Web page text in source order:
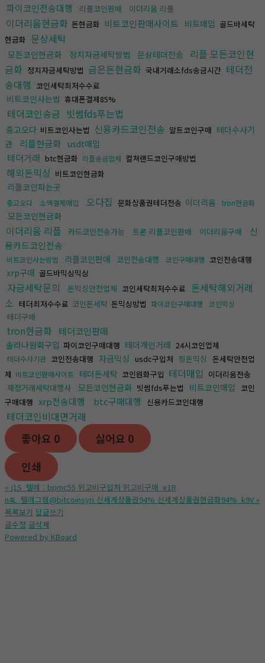
파이코인전송대행 리플코인판매 이더리움 리플
이더리움현금화 돈현금화 비트코인판매사이트 비트매입 골드바세탁
현금화 문상세탁
모든코인현금화 정치자금세탁방법 문상테더전송
리플 모든코인현
금화 정치자금세탁방법 금은돈현금화 국내거래소fds송금시간 테더전
송대행 코인세탁최저수수료
비트코인사는법 휴대폰결제85%
테더코인송금 빗썸fds푸는법
중고오다 비트코인사는법 신용카드코인전송 알트코인구매 테더수사기
관
리플현금화 usdt매입
테더거래 btc현금화 리플송금업체 컬쳐랜드코인구매방법
해외돈믹싱 비트코인현금화
리플코인파는곳
중고오다 소액결제매입 오다집 문화상품권테더전송 이더리움 tron현금화
모든코인현금화
이더리움 리플 카드코인전송가능 트론 리플코인판매 이더리움구매
신
용카드코인전송
비트코인사는방법 리플코인판매 코인전송대행 코인구매대행 코인전송대행
xrp구매 골드바믹싱믹싱
자금세탁문의 돈믹싱안전업체 코인세탁최저수수료 돈세탁해외거래
소 테더최저수수료 코인돈세탁 돈믹싱방법 파이코인구매대행 코인믹싱
테더구매
tron현금화 테더코인판매
솔라나원화구입 파이코인구매대행 테더개인거래 24시코인업체
테더수사기관 코인전송대행 자금믹싱 usdc구입처 핑돈믹싱 돈세탁안전업
체 비트코인판매사이트 테더돈세탁 코인원화구입 테더매입 이더리움전송
재정거래세탁대행사
모든코인현금화 빗썸fds푸는법 비트코인매입
코인
구매대행 xrp전송대행 btc구매대행 신용카드코인대행
테더코인비대면거래
좋아요 0 싫어요 0
인쇄
« j1S_텔레 : bpmc55 위고비구입처 위고비구매_e1R
n4L_텔레그램@bitcoinsyri 신세계상품권94% 신세계상품권현금화94%_k9V »
목록보기 답글쓰기
글수정 글삭제
Powered by KBoard